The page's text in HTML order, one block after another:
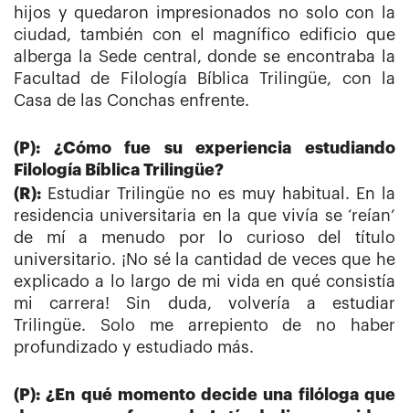
hijos y quedaron impresionados no solo con la
ciudad, también con el magnífico edificio que
alberga la Sede central, donde se encontraba la
Facultad de Filología Bíblica Trilingüe, con la
Casa de las Conchas enfrente.
(P): ¿Cómo fue su experiencia estudiando
Filología Bíblica Trilingüe?
(R): Estudiar Trilingüe no es muy habitual. En la
residencia universitaria en la que vivía se ‘reían’
de mí a menudo por lo curioso del título
universitario. ¡No sé la cantidad de veces que he
explicado a lo largo de mi vida en qué consistía
mi carrera! Sin duda, volvería a estudiar
Trilingüe. Solo me arrepiento de no haber
profundizado y estudiado más.
(P): ¿En qué momento decide una filóloga que